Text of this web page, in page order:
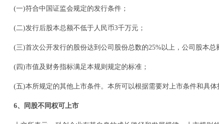
(一)符合中国证监会规定的发行条件；
(二)发行后股本总额不低于人民币3千万元；
(三)首次公开发行的股份达到公司股份总数的25%以上，公司股本
(四)市值及财务指标满足本规则规定的标准；
(五)本所规定的其他上市条件。本所可以根据需要对上市条件和具
6、同股不同权可上市